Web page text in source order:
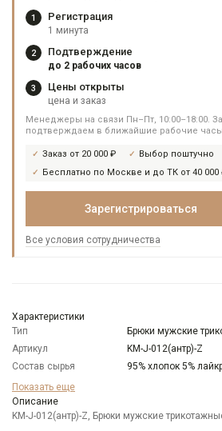
1 Регистрация
1 минута
2 Подтверждение
до 2 рабочих часов
3 Цены открыты
цена и заказ
Менеджеры на связи Пн–Пт, 10:00–18:00.
подтверждаем в ближайшие рабочие
Заказ от 20 000 ₽ Выбор поштучно
Бесплатно по Москве и до ТК от 40 000
Зарегистрироваться
Все условия сотрудничества
Характеристики
Тип
Брюки мужские
Артикул
KM-J-012(антр)-Z
Состав сырья
95% хлопок 5%
Бренд
Цвет
Показать еще
Описание
KM-J-012(антр)-Z, Брюки мужские